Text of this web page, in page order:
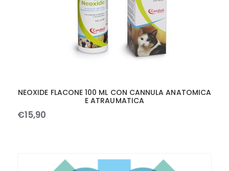
NEOXIDE FLACONE 100 ML CON CANNULA ANATOMICA
E ATRAUMATICA
€15,90